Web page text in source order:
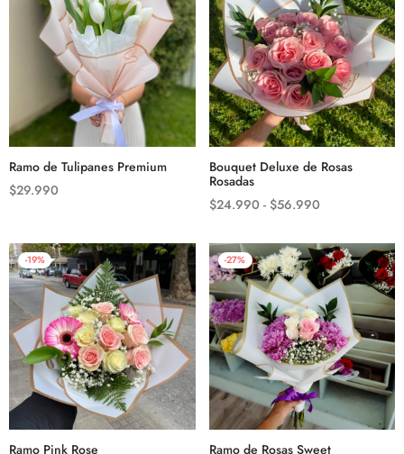
Ramo de Tulipanes Premium
$29.990
Bouquet Deluxe de Rosas
Rosadas
$24.990 - $56.990
-19%
Ramo Pink Rose
-27%
Ramo de Rosas Sweet